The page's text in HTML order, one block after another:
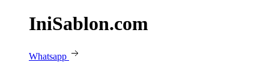
IniSablon.com
Whatsapp